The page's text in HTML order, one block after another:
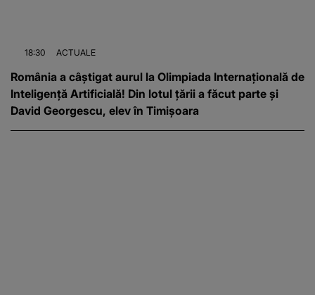
18:30 ACTUALE
România a câștigat aurul la Olimpiada Internațională de
Inteligență Artificială! Din lotul țării a făcut parte și
David Georgescu, elev în Timișoara